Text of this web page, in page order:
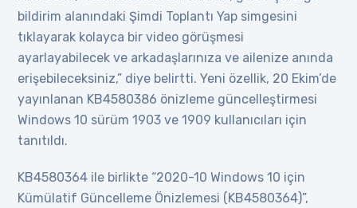
bildirim alanındaki Şimdi Toplantı Yap simgesini
tıklayarak kolayca bir video görüşmesi
ayarlayabilecek ve arkadaşlarınıza ve ailenize anında
erişebileceksiniz,” diye belirtti. Yeni özellik, 20 Ekim’de
yayınlanan KB4580386 önizleme güncelleştirmesi
Windows 10 sürüm 1903 ve 1909 kullanıcıları için
tanıtıldı.
KB4580364 ile birlikte “2020-10 Windows 10 için
Kümülatif Güncelleme Önizlemesi (KB4580364)”,